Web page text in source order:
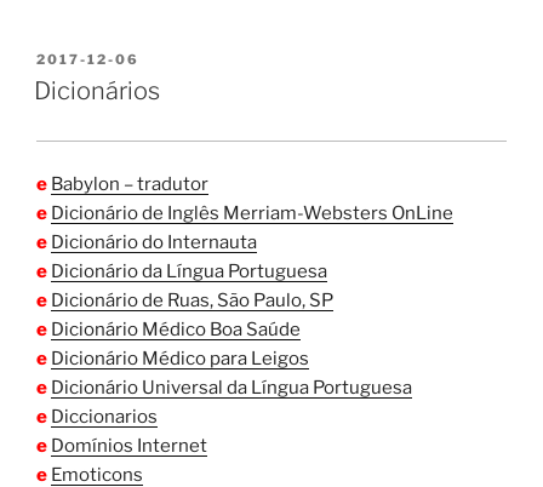
PUBLICADO
EM
2017-12-06
Dicionários
e Babylon – tradutor
e Dicionário de Inglês Merriam-Websters OnLine
e Dicionário do Internauta
e Dicionário da Língua Portuguesa
e Dicionário de Ruas, São Paulo, SP
e Dicionário Médico Boa Saúde
e Dicionário Médico para Leigos
e Dicionário Universal da Língua Portuguesa
e Diccionarios
e Domínios Internet
e Emoticons